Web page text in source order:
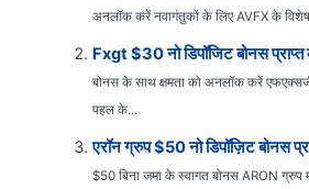
अनलॉक करें नवागंतुकों के लिए AVFX के
Fxgt $30 नो डिपॉजिट बोनस
बोनस के साथ क्षमता को अनलॉक करें
पहल के...
एरॉन ग्रुप $50 नो डिपॉज़िट बोनस
$50 बिना जमा के स्वागत बोनस ARON ग्रुप